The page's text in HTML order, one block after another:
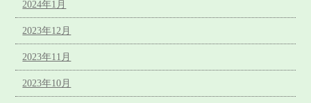
2024年1月
2023年12月
2023年11月
2023年10月